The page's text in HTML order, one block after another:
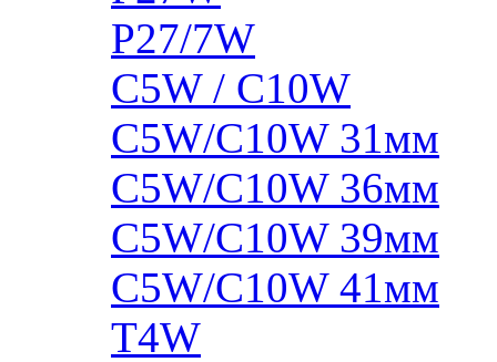
P27/7W
C5W / C10W
C5W/C10W 31мм
C5W/C10W 36мм
C5W/C10W 39мм
C5W/C10W 41мм
T4W